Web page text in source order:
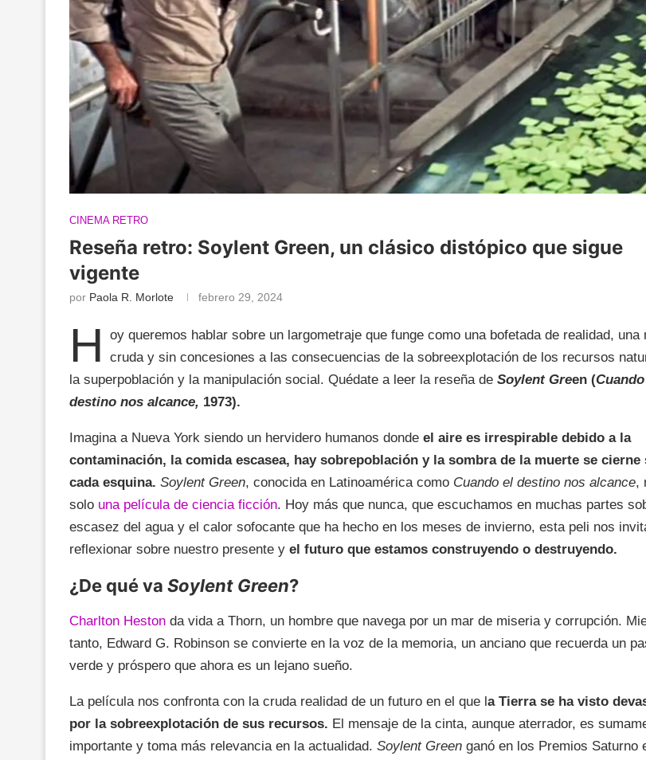
CINEMA RETRO
Reseña retro: Soylent Green, un clásico distópico que sigue
vigente
por Paola R. Morlote febrero 29, 2024
H
oy queremos hablar sobre un largometraje que funge como una bofetada de realidad, una
cruda y sin concesiones a las consecuencias de la sobreexplotación de los recursos
la superpoblación y la manipulación social. Quédate a leer la reseña de Soylent Green (
destino nos alcance, 1973).
Imagina a Nueva York siendo un hervidero humanos donde el aire es irrespirable debido a la
contaminación, la comida escasea, hay sobrepoblación y la sombra de la muerte se cierne
cada esquina. Soylent Green, conocida en Latinoamérica como Cuando el destino nos alcance,
solo una película de ciencia ficción. Hoy más que nunca, que escuchamos en muchas partes
escasez del agua y el calor sofocante que ha hecho en los meses de invierno, esta peli nos
reflexionar sobre nuestro presente y el futuro que estamos construyendo o destruyendo.
¿De qué va Soylent Green?
Charlton Heston da vida a Thorn, un hombre que navega por un mar de miseria y corrupción.
tanto, Edward G. Robinson se convierte en la voz de la memoria, un anciano que recuerda un
verde y próspero que ahora es un lejano sueño.
La película nos confronta con la cruda realidad de un futuro en el que l a Tierra se ha visto
por la sobreexplotación de sus recursos. El mensaje de la cinta, aunque aterrador, es
importante y toma más relevancia en la actualidad. Soylent Green ganó en los Premios Saturno